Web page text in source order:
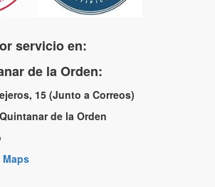
servicio en:
de la Orden:
15 (Junto a Correos)
de la Orden
Maps